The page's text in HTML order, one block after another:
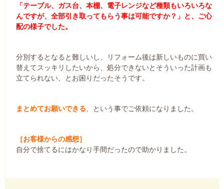
「テーブル、ガス台、本棚、電子レンジなど種類もいろいろな
んですが、全部引き取ってもらう事は可能ですか？」と、ご心
配の様子でした。
分別するとなると難しいし、リフォーム後は新しいものに買い
替えてスッキリしたいから、処分できないとそういった計画も
立てられない、とお困りだったそうです。
まとめてお願いできる 、という事でご依頼になりました。
［お客様からの感想］
自分で捨てるにはかなり手間だったので助かりました。